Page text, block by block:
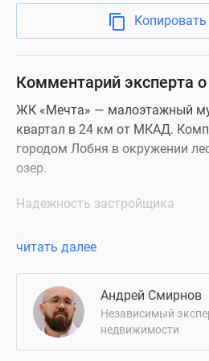
Комментарий эксперта
ЖК «Мечта» — малоэтажный
квартал в 24 км от МКАД.
городом Лобня в окружении
озер.
Надежность застройщика
застройщиком выступает ГК
Компания работает с 2005
в эксплуатацию 8 кварталов
«Мечта».
Описание ЖК
читать далее
Андрей Смирнов
Независимый
недвижимости